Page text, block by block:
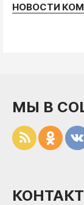
НОВОСТИ
МЫ В